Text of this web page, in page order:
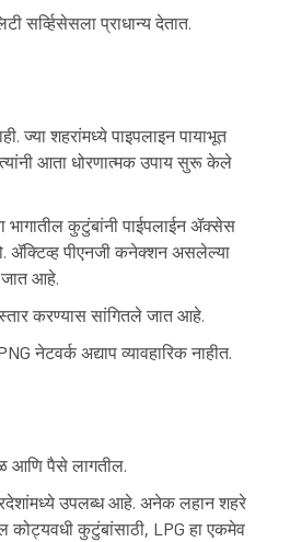
सर्व्हिसेसला प्राधान्य देतात.
ज्या शहरांमध्ये पाइपलाइन पायाभूत
आता धोरणात्मक उपाय सुरू केले
कुटुंबांनी पाईपलाईन ॲक्सेस
ॲक्टिव्ह पीएनजी कनेक्शन असलेल्या
जात आहे.
करण्यास सांगितले जात आहे.
नेटवर्क अद्याप व्यावहारिक नाहीत.
आणि पैसे लागतील.
उपलब्ध आहे. अनेक लहान शहरे
कोट्यवधी कुटुंबांसाठी, LPG हा एकमेव